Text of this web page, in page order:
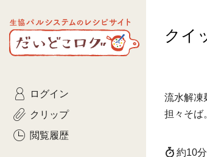
生協パルシステムのレシピ
サイト
だいどこログ
クイ
流水解凍
担々そば
約10分
ログイン
クリップ
閲覧履歴
常
コト